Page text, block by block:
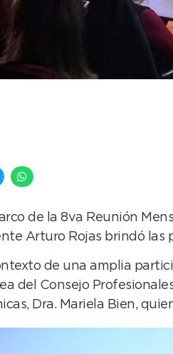
de la 8va Reunión
Arturo Rojas brindó las
de una amplia
del Consejo
Dra. Mariela Bien,